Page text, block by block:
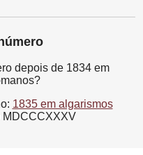
depois de 1834 em
1835 em algarismos
MDCCCXXXV